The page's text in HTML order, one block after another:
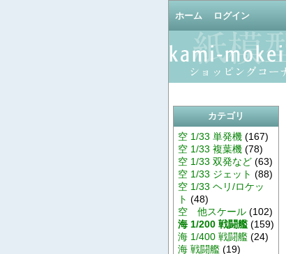
ホーム ログイン
カテゴリ
空 1/33 単発機(167)
空 1/33 複葉機(78)
空 1/33 双発など(63)
空 1/33 ジェット (88)
空 1/33 ヘリ/ロケッ
ト (48)
空 他スケール(102)
海 1/200 戦闘艦(159)
海 1/400 戦闘艦(24)
海 戦闘艦(19)